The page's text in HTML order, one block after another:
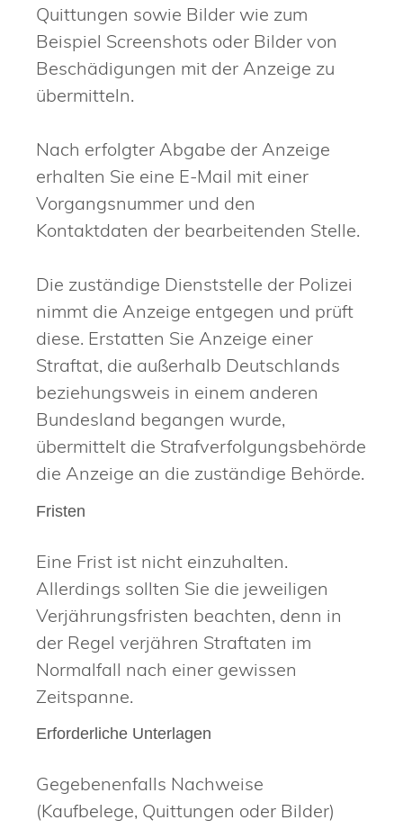
Quittungen sowie Bilder wie zum
Beispiel Screenshots oder Bilder von
Beschädigungen mit der Anzeige zu
übermitteln.
Nach erfolgter Abgabe der Anzeige
erhalten Sie eine E-Mail mit einer
Vorgangsnummer und den
Kontaktdaten der bearbeitenden Stelle.
Die zuständige Dienststelle der Polizei
nimmt die Anzeige entgegen und prüft
diese. Erstatten Sie Anzeige einer
Straftat, die außerhalb Deutschlands
beziehungsweis in einem anderen
Bundesland begangen wurde,
übermittelt die Strafverfolgungsbehörde
die Anzeige an die zuständige Behörde.
Fristen
Eine Frist ist nicht einzuhalten.
Allerdings sollten Sie die jeweiligen
Verjährungsfristen beachten, denn in
der Regel verjähren Straftaten im
Normalfall nach einer gewissen
Zeitspanne.
Erforderliche Unterlagen
Gegebenenfalls Nachweise
(Kaufbelege, Quittungen oder Bilder)